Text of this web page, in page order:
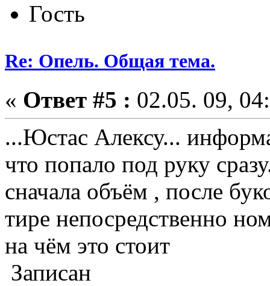
Гость
Re: Опель. Общая тема.
« Ответ #5 : 02.05. 09,
...Юстас Алексу...
что попало под руку
сначала объём , после
тире непосредственно
на чём это стоит
Записан